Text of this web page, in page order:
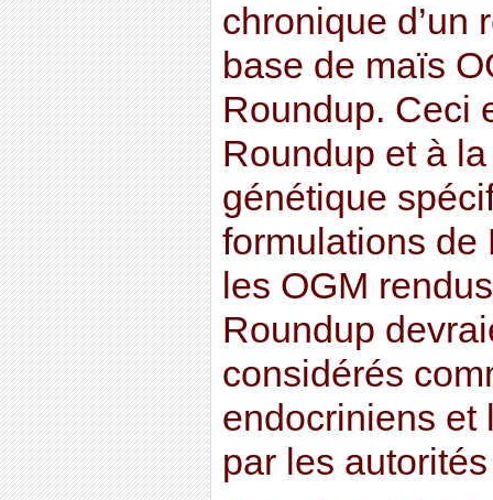
chronique d’un
base de maïs
Roundup. Ceci
Roundup et à
génétique
formulations de
les OGM
Roundup
considérés
endocriniens et
par les